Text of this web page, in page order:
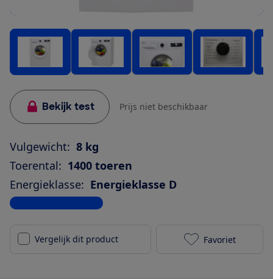
Bekijk test Prijs niet beschikbaar
Vulgewicht: 8 kg
Toerental: 1400 toeren
Energieklasse: Energieklasse D
Bekijk alle specificaties
Vergelijk dit product Zanussi
Favoriet